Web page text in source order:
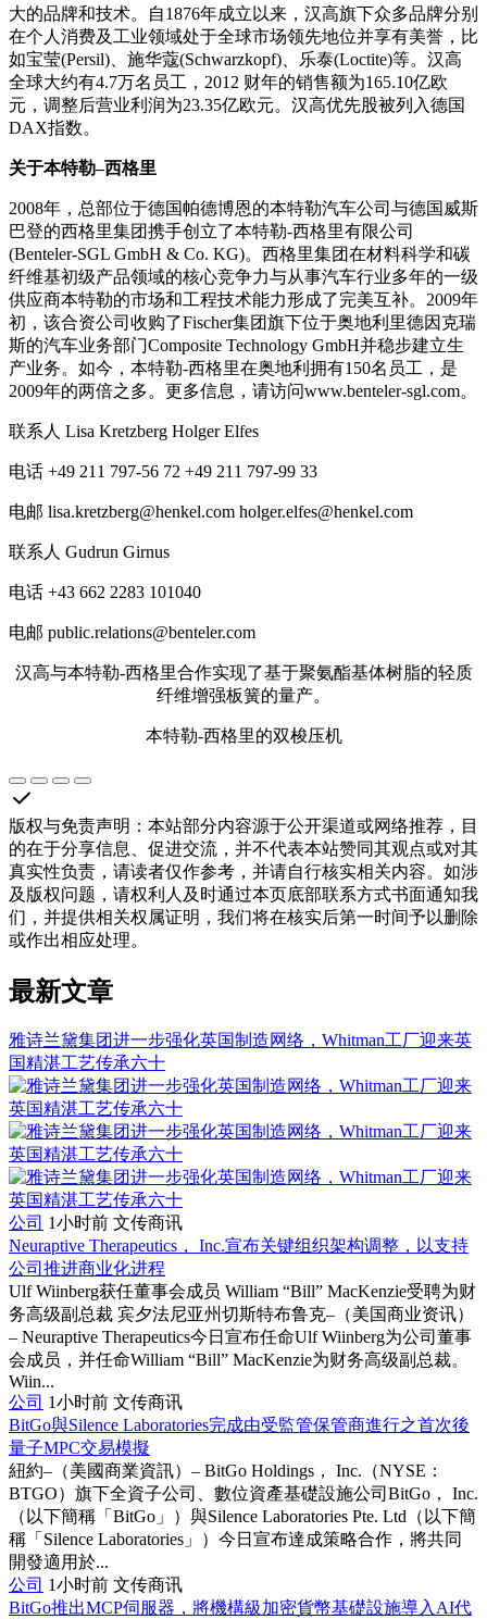
大的品牌和技术。自1876年成立以来，汉高旗下众多品牌分别
在个人消费及工业领域处于全球市场领先地位并享有美誉，比
如宝莹(Persil)、施华蔻(Schwarzkopf)、乐泰(Loctite)等。汉高
全球大约有4.7万名员工，2012 财年的销售额为165.10亿欧
元，调整后营业利润为23.35亿欧元。汉高优先股被列入德国
DAX指数。
关于本特勒–西格里
2008年，总部位于德国帕德博恩的本特勒汽车公司与德国威斯
巴登的西格里集团携手创立了本特勒-西格里有限公司
(Benteler-SGL GmbH & Co. KG)。西格里集团在材料科学和碳
纤维基初级产品领域的核心竞争力与从事汽车行业多年的一级
供应商本特勒的市场和工程技术能力形成了完美互补。2009年
初，该合资公司收购了Fischer集团旗下位于奥地利里德因克瑞
斯的汽车业务部门Composite Technology GmbH并稳步建立生
产业务。如今，本特勒-西格里在奥地利拥有150名员工，是
2009年的两倍之多。更多信息，请访问www.benteler-sgl.com。
联系人 Lisa Kretzberg Holger Elfes
电话 +49 211 797-56 72 +49 211 797-99 33
电邮 lisa.kretzberg@henkel.com holger.elfes@henkel.com
联系人 Gudrun Girnus
电话 +43 662 2283 101040
电邮 public.relations@benteler.com
汉高与本特勒-西格里合作实现了基于聚氨酯基体树脂的轻质
纤维增强板簧的量产。
本特勒-西格里的双梭压机
版权与免责声明 ： 本站部分内容源于公开渠道或网络推荐，目
的在于分享信息、促进交流，并不代表本站赞同其观点或对其
真实性负责，请读者仅作参考，并请自行核实相关内容。如涉
及版权问题，请权利人及时通过本页底部联系方式书面通知我
们，并提供相关权属证明，我们将在核实后第一时间予以删除
或作出相应处理。
最新文章
雅诗兰黛集团进一步强化英国制造网络，Whitman工厂迎来英
国精湛工艺传承六十
公司 1小时前 文传商讯
Neuraptive Therapeutics， Inc.宣布关键组织架构调整，以支持
公司推进商业化进程
Ulf Wiinberg获任董事会成员 William “Bill” MacKenzie受聘为财
务高级副总裁 宾夕法尼亚州切斯特布鲁克–（美国商业资讯）
– Neuraptive Therapeutics今日宣布任命Ulf Wiinberg为公司董事
会成员，并任命William “Bill” MacKenzie为财务高级副总裁。
Wiin...
公司 1小时前 文传商讯
BitGo與Silence Laboratories完成由受監管保管商進行之首次後
量子MPC交易模擬
紐約–（美國商業資訊）– BitGo Holdings， Inc.（NYSE：
BTGO）旗下全資子公司、數位資產基礎設施公司BitGo， Inc.
（以下簡稱「BitGo」）與Silence Laboratories Pte. Ltd（以下簡
稱「Silence Laboratories」）今日宣布達成策略合作，將共同
開發適用於...
公司 1小时前 文传商讯
BitGo推出MCP伺服器，將機構級加密貨幣基礎設施導入AI代